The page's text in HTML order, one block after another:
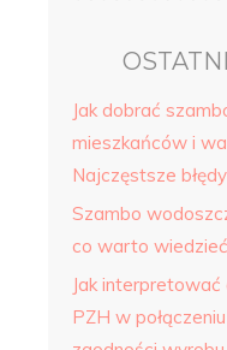
Jak dobrać
mieszkańców i
Najczęstsze
Szambo
co warto
Jak
PZH w